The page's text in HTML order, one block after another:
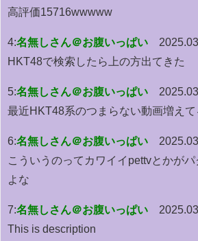
高評価15716wwwww
4:名無しさん＠お腹いっぱい
HKT48で検索したら上の方出てきた
5:名無しさん＠お腹いっぱい
最近HKT48系のつまらない動画増えて
6:名無しさん＠お腹いっぱい
こういうのってカワイイpettvとかが
よな
7:名無しさん＠お腹いっぱい
This is description